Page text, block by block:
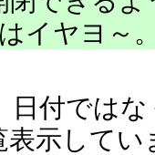
イヤヨ～
日付では
表示してい